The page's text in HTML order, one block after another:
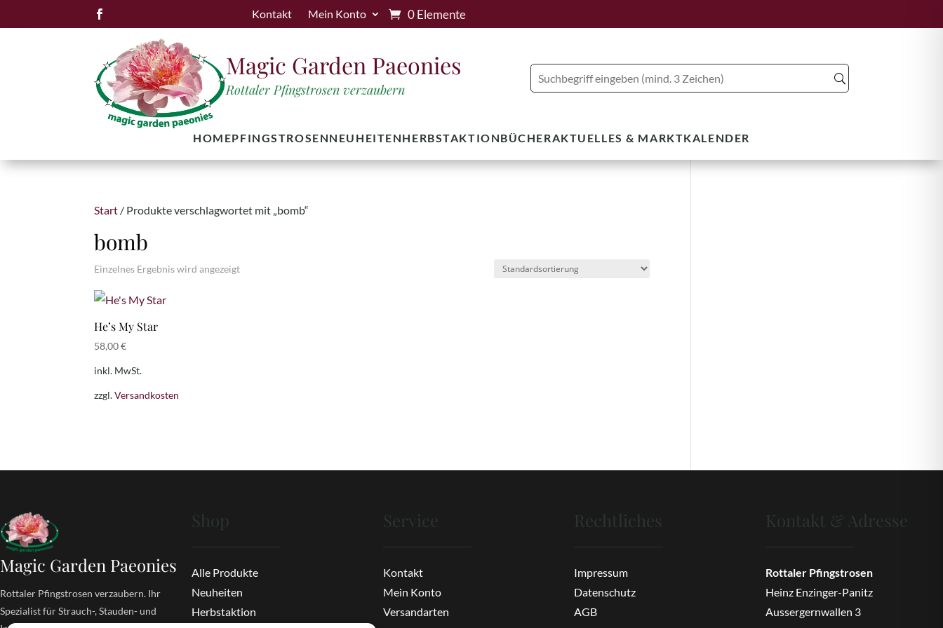
 Kontakt Mein Konto 0 Elemente
Magic Garden Paeonies
Rottaler Pfingstrosen verzaubern
HOMEPFINGSTROSENNEUHEITENHERBSTAKTIONBÜCHERAKTUELLES & MARKTKALENDER
Start / Produkte verschlagwortet mit „bomb“
bomb
Einzelnes Ergebnis wird angezeigt
He’s My Star
58,00€
inkl. MwSt.
zzgl.Versandkosten
Magic Garden Paeonies
Rottaler Pfingstrosen verzaubern. Ihr
Spezialist für Strauch-, Stauden- und
Shop
Alle Produkte
Neuheiten
Herbstaktion
Service
Kontakt
Mein Konto
Versandarten
Rechtliches
Impressum
Datenschutz
AGB
Kontakt & Adresse
Rottaler Pfingstrosen
Heinz Enzinger-Panitz
Aussergernwallen 3